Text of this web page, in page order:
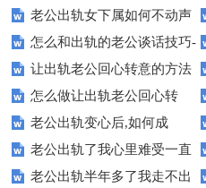
者：聪明的做法
老公出轨女下属如何不动声
色收拾【真实案例】
怎么和出轨的老公谈话技巧-
和出轨老公有效沟通技巧
让出轨老公回心转意的方法
【操作简单有效】
怎么做让出轨老公回心转
意：有效4种方法
老公出轨变心后,如何成
功"挽救丈夫"?【靠谱】
老公出轨了我心里难受一直
过不去【正确做法】
老公出轨半年多了我走不出